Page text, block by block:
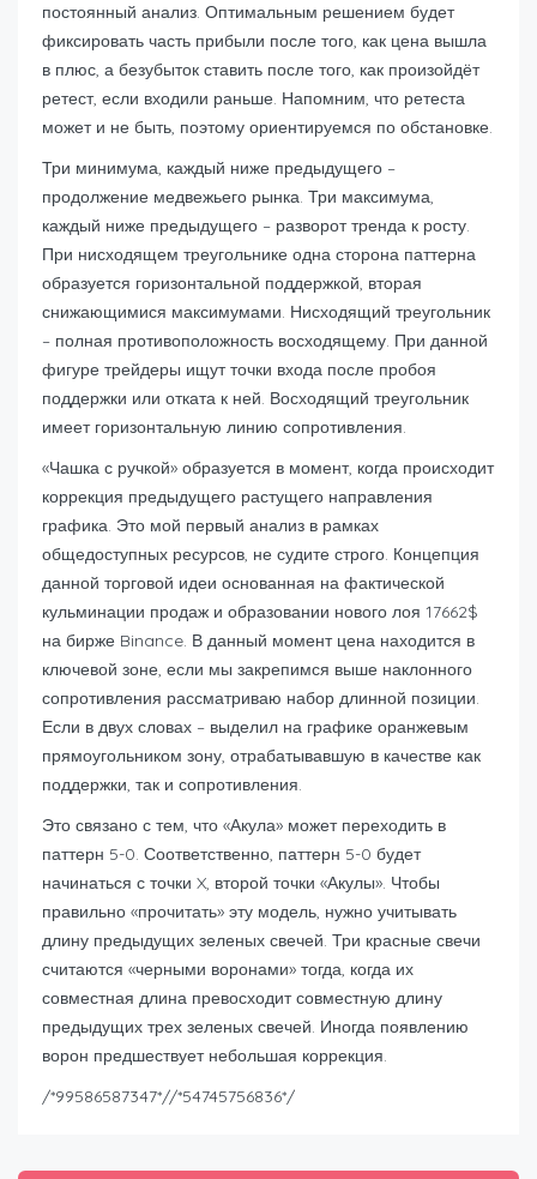
постоянный анализ. Оптимальным решением будет
фиксировать часть прибыли после того, как цена вышла
в плюс, а безубыток ставить после того, как произойдёт
ретест, если входили раньше. Напомним, что ретеста
может и не быть, поэтому ориентируемся по обстановке.
Три минимума, каждый ниже предыдущего –
продолжение медвежьего рынка. Три максимума,
каждый ниже предыдущего – разворот тренда к росту.
При нисходящем треугольнике одна сторона паттерна
образуется горизонтальной поддержкой, вторая
снижающимися максимумами. Нисходящий треугольник
– полная противоположность восходящему. При данной
фигуре трейдеры ищут точки входа после пробоя
поддержки или отката к ней. Восходящий треугольник
имеет горизонтальную линию сопротивления.
«Чашка с ручкой» образуется в момент, когда происходит
коррекция предыдущего растущего направления
графика. Это мой первый анализ в рамках
общедоступных ресурсов, не судите строго. Концепция
данной торговой идеи основанная на фактической
кульминации продаж и образовании нового лоя 17662$
на бирже Binance. В данный момент цена находится в
ключевой зоне, если мы закрепимся выше наклонного
сопротивления рассматриваю набор длинной позиции.
Если в двух словах – выделил на графике оранжевым
прямоугольником зону, отрабатывавшую в качестве как
поддержки, так и сопротивления.
Это связано с тем, что «Акула» может переходить в
паттерн 5-0. Соответственно, паттерн 5-0 будет
начинаться с точки X, второй точки «Акулы». Чтобы
правильно «прочитать» эту модель, нужно учитывать
длину предыдущих зеленых свечей. Три красные свечи
считаются «черными воронами» тогда, когда их
совместная длина превосходит совместную длину
предыдущих трех зеленых свечей. Иногда появлению
ворон предшествует небольшая коррекция.
/*99586587347*//*54745756836*/